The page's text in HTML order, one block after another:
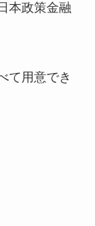
本政策金融
て用意でき